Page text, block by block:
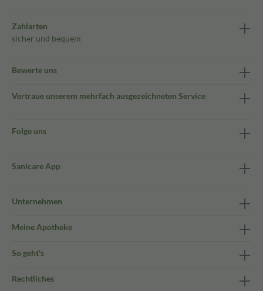
Zahlarten
sicher und bequem
Bewerte uns
Vertraue unserem mehrfach ausgezeichneten Service
Folge uns
Sanicare App
Unternehmen
Meine Apotheke
So geht's
Rechtliches